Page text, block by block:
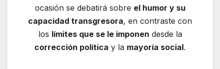
ocasión se debatirá sobre el humor y su
capacidad transgresora, en contraste con
los límites que se le imponen desde la
corrección política y la mayoría social.